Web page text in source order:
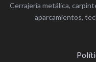
Cerrajería metálica,
aparcamientos,